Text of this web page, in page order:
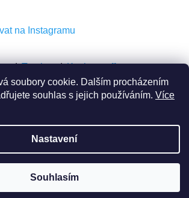
soubory cookie. Dalším procházením
souhlas s jejich používáním. Více
Nastavení
Souhlasím
na Instagramu
Torah.cz Kosher-coffee.cz
Vytvořil Shoptet
JEWISH E-SHOP. Všechna práva
vyhrazena.